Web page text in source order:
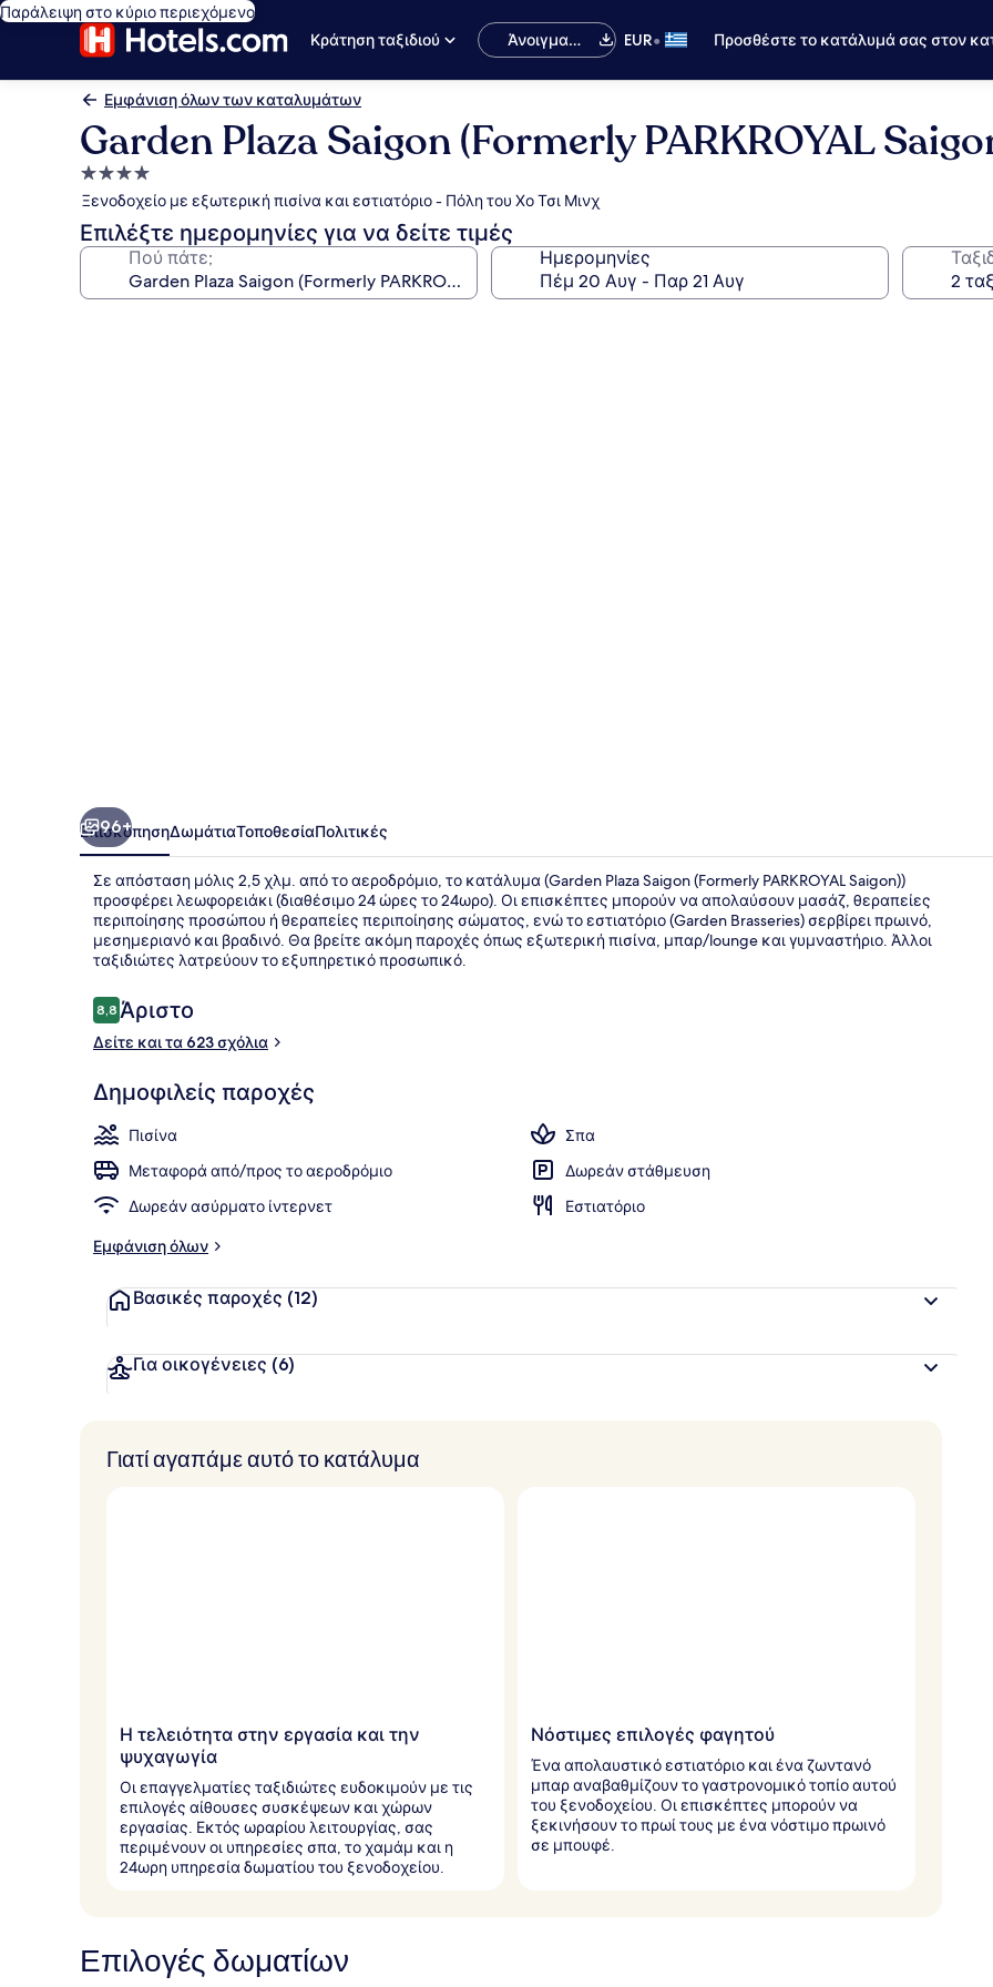
Παράλειψη στο κύριο περιεχόμενο
Κράτηση ταξιδιού
Άνοιγμα
εφαρμογής
EUR• Προσθέστε το κατάλυμά σας στον
Εμφάνιση όλων των καταλυμάτων
Garden Plaza Saigon (Formerly PARKROYAL
Κατάλυμα
με
4.0
αστέρια
Ξενοδοχείο με εξωτερική πισίνα και εστιατόριο - Πόλη του Χο Τσι Μινχ
Επιλέξτε ημερομηνίες για να δείτε τιμές
Πού πάτε; Ημερομηνίες
Εσωτερικοί
96+
ΕπισκόπησηΔωμάτιαΤοποθεσίαΠολιτικές
Σε απόσταση μόλις 2,5 χλμ. από το αεροδρόμιο, το κατάλυμα (Garden Plaza Saigon (Formerly PARKROYAL Saigon))
προσφέρει λεωφορειάκι (διαθέσιμο 24 ώρες το 24ωρο). Οι επισκέπτες μπορούν να απολαύσουν μασάζ, θεραπείες
περιποίησης προσώπου ή θεραπείες περιποίησης σώματος, ενώ το εστιατόριο (Garden Brasseries) σερβίρει πρωινό,
μεσημεριανό και βραδινό. Θα βρείτε ακόμη παροχές όπως εξωτερική πισίνα, μπαρ/lounge και γυμναστήριο. Άλλοι
ταξιδιώτες λατρεύουν το εξυπηρετικό προσωπικό.
Σχόλια
8,88,8 στα 10
Άριστο
Δείτε και τα 623 σχόλια
Δημοφιλείς παροχές
Πισίνα
Σπα
Μεταφορά από/προς το αεροδρόμιο
Δωρεάν στάθμευση
Δωρεάν ασύρματο ίντερνετ
Εστιατόριο
Εμφάνιση όλων
Βασικές παροχές (12)
Για οικογένειες (6)
Γιατί αγαπάμε αυτό το κατάλυμα
Η τελειότητα στην εργασία και την
ψυχαγωγία
Οι επαγγελματίες ταξιδιώτες ευδοκιμούν με τις
επιλογές αίθουσες συσκέψεων και χώρων
εργασίας. Εκτός ωραρίου λειτουργίας, σας
περιμένουν οι υπηρεσίες σπα, το χαμάμ και η
24ωρη υπηρεσία δωματίου του ξενοδοχείου.
Νόστιμες επιλογές φαγητού
Ένα απολαυστικό εστιατόριο και ένα ζωντανό
μπαρ αναβαθμίζουν το γαστρονομικό τοπίο αυτού
του ξενοδοχείου. Οι επισκέπτες μπορούν να
ξεκινήσουν το πρωί τους με ένα νόστιμο πρωινό
σε μπουφέ.
Επιλογές δωματίων